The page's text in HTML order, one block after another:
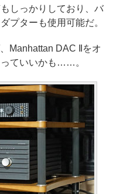
しっかりしており、バ
プターも使用可能だ。
Manhattan DAC IIをオ
ていいかも……。